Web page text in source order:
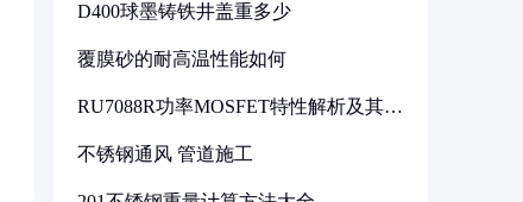
D400球墨铸铁井盖重多少
覆膜砂的耐高温性能如何
RU7088R功率MOSFET特性解析及其在
不锈钢通风 管道施工